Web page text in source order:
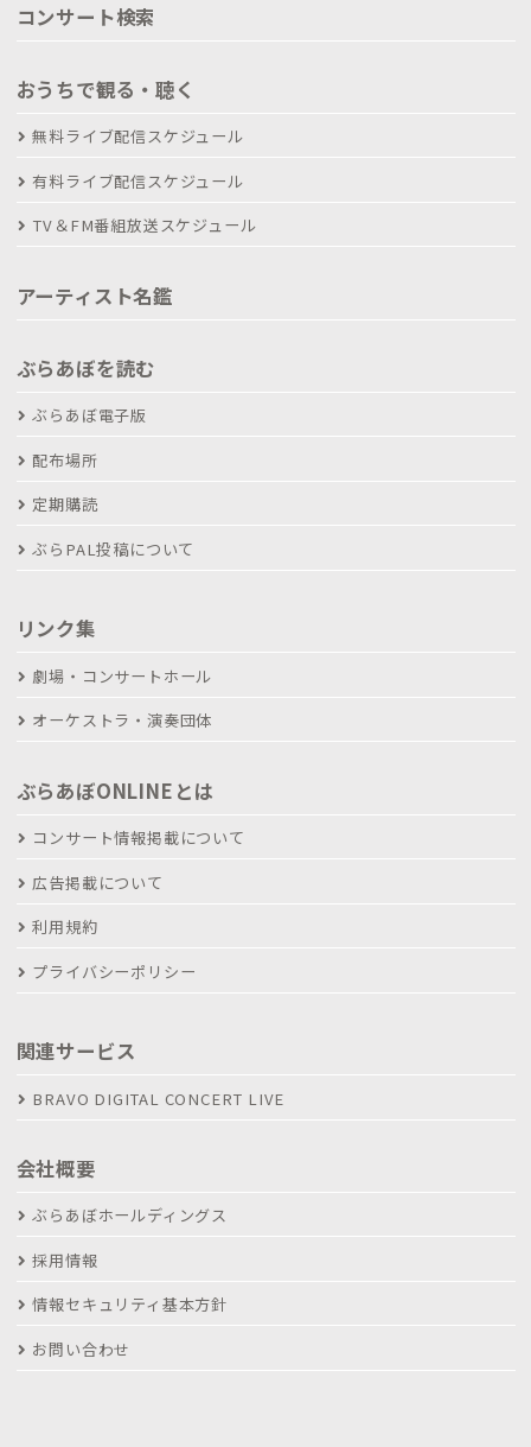
コンサート検索
おうちで観る・聴く
無料ライブ配信スケジュール
有料ライブ配信スケジュール
TV＆FM番組放送スケジュール
アーティスト名鑑
ぶらあぼを読む
ぶらあぼ電子版
配布場所
定期購読
ぶらPAL投稿について
リンク集
劇場・コンサートホール
オーケストラ・演奏団体
ぶらあぼONLINEとは
コンサート情報掲載について
広告掲載について
利用規約
プライバシーポリシー
関連サービス
BRAVO DIGITAL CONCERT LIVE
会社概要
ぶらあぼホールディングス
採用情報
情報セキュリティ基本方針
お問い合わせ